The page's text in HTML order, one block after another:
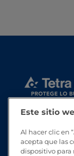
Este sitio
Al hacer clic en
acepta que las
dispositivo para